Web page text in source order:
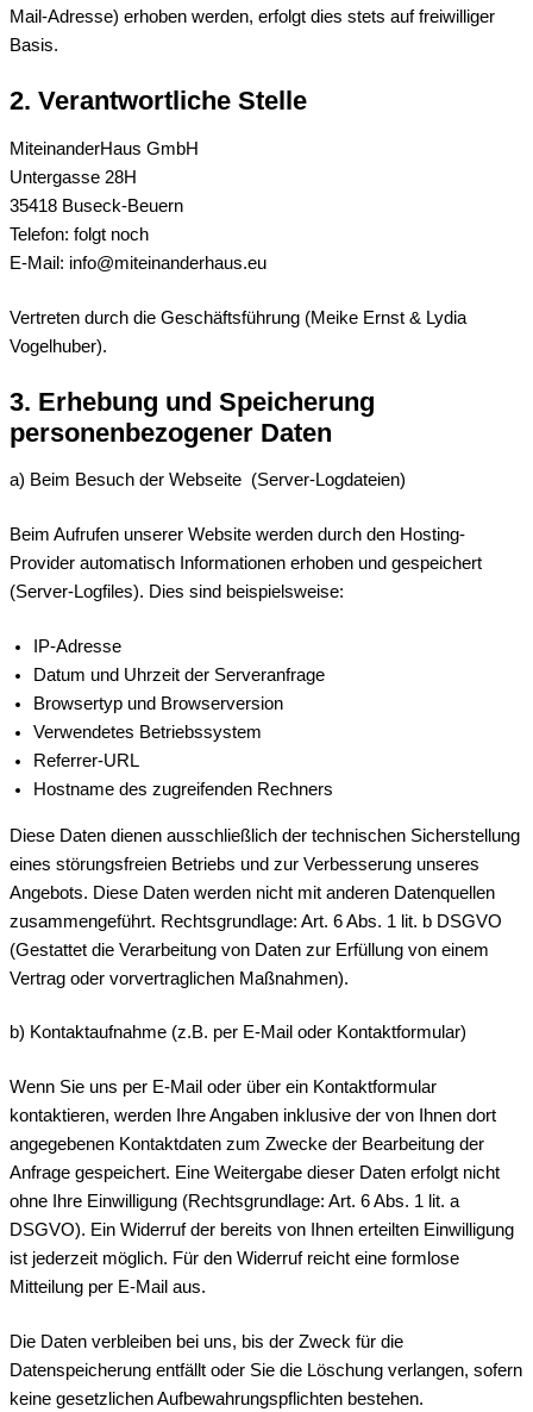
Mail-Adresse) erhoben werden, erfolgt dies stets auf freiwilliger
Basis.
2. Verantwortliche Stelle
MiteinanderHaus GmbH
Untergasse 28H
35418 Buseck-Beuern
Telefon: folgt noch
E-Mail: info@miteinanderhaus.eu
Vertreten durch die Geschäftsführung (Meike Ernst & Lydia
Vogelhuber).
3. Erhebung und Speicherung
personenbezogener Daten
a) Beim Besuch der Webseite (Server-Logdateien)
Beim Aufrufen unserer Website werden durch den Hosting-
Provider automatisch Informationen erhoben und gespeichert
(Server-Logfiles). Dies sind beispielsweise:
IP-Adresse
Datum und Uhrzeit der Serveranfrage
Browsertyp und Browserversion
Verwendetes Betriebssystem
Referrer-URL
Hostname des zugreifenden Rechners
Diese Daten dienen ausschließlich der technischen Sicherstellung
eines störungsfreien Betriebs und zur Verbesserung unseres
Angebots. Diese Daten werden nicht mit anderen Datenquellen
zusammengeführt. Rechtsgrundlage: Art. 6 Abs. 1 lit. b DSGVO
(Gestattet die Verarbeitung von Daten zur Erfüllung von einem
Vertrag oder vorvertraglichen Maßnahmen).
b) Kontaktaufnahme (z.B. per E-Mail oder Kontaktformular)
Wenn Sie uns per E-Mail oder über ein Kontaktformular
kontaktieren, werden Ihre Angaben inklusive der von Ihnen dort
angegebenen Kontaktdaten zum Zwecke der Bearbeitung der
Anfrage gespeichert. Eine Weitergabe dieser Daten erfolgt nicht
ohne Ihre Einwilligung (Rechtsgrundlage: Art. 6 Abs. 1 lit. a
DSGVO). Ein Widerruf der bereits von Ihnen erteilten Einwilligung
ist jederzeit möglich. Für den Widerruf reicht eine formlose
Mitteilung per E-Mail aus.
Die Daten verbleiben bei uns, bis der Zweck für die
Datenspeicherung entfällt oder Sie die Löschung verlangen, sofern
keine gesetzlichen Aufbewahrungspflichten bestehen.